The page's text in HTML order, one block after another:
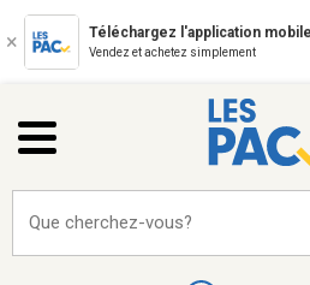
Téléchargez l'application mobile
Vendez et achetez simplement
Que cherchez-vous?